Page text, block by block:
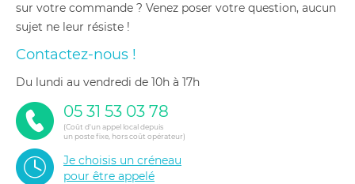
sur votre commande ? Venez poser votre question, aucun
sujet ne leur résiste !
Contactez-nous !
du lundi au vendredi de 10h à 17h
05 31 53 03 78
(Coût d'un appel local depuis
un poste fixe, hors coût opérateur)
Je choisis un créneau
pour être appelé